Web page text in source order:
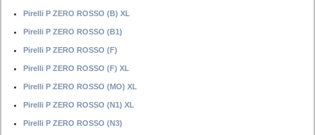
Pirelli P ZERO ROSSO (B) XL
Pirelli P ZERO ROSSO (B1)
Pirelli P ZERO ROSSO (F)
Pirelli P ZERO ROSSO (F) XL
Pirelli P ZERO ROSSO (MO) XL
Pirelli P ZERO ROSSO (N1) XL
Pirelli P ZERO ROSSO (N3)